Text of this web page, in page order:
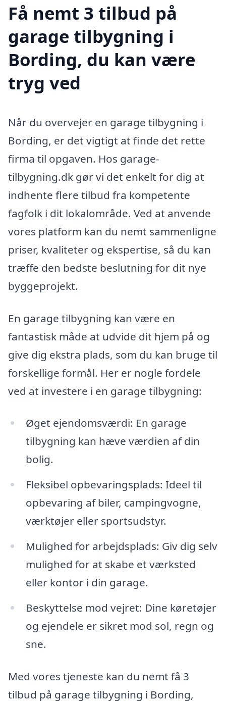
Få nemt 3 tilbud på
garage tilbygning i
Bording, du kan være
tryg ved
Når du overvejer en garage tilbygning i
Bording, er det vigtigt at finde det rette
firma til opgaven. Hos garage-
tilbygning.dk gør vi det enkelt for dig at
indhente flere tilbud fra kompetente
fagfolk i dit lokalområde. Ved at anvende
vores platform kan du nemt sammenligne
priser, kvaliteter og ekspertise, så du kan
træffe den bedste beslutning for dit nye
byggeprojekt.
En garage tilbygning kan være en
fantastisk måde at udvide dit hjem på og
give dig ekstra plads, som du kan bruge til
forskellige formål. Her er nogle fordele
ved at investere i en garage tilbygning:
Øget ejendomsværdi: En garage
tilbygning kan hæve værdien af din
bolig.
Fleksibel opbevaringsplads: Ideel til
opbevaring af biler, campingvogne,
værktøjer eller sportsudstyr.
Mulighed for arbejdsplads: Giv dig selv
mulighed for at skabe et værksted
eller kontor i din garage.
Beskyttelse mod vejret: Dine køretøjer
og ejendele er sikret mod sol, regn og
sne.
Med vores tjeneste kan du nemt få 3
tilbud på garage tilbygning i Bording,